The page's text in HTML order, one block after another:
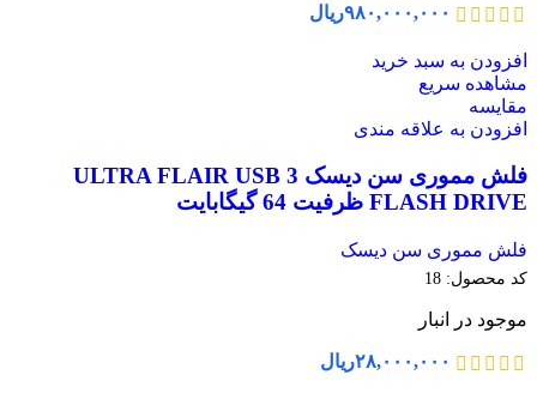
۹۸۰,۰۰۰,۰۰۰ریال
افزودن به سبد خرید
مشاهده سریع
مقایسه
افزودن به علاقه مندی
فلش مموری سن دیسک ULTRA FLAIR USB 3
FLASH DRIVE ظرفیت 64 گیگابایت
فلش مموری سن دیسک
کد محصول: 18
موجود در انبار
۲۸,۰۰۰,۰۰۰ریال